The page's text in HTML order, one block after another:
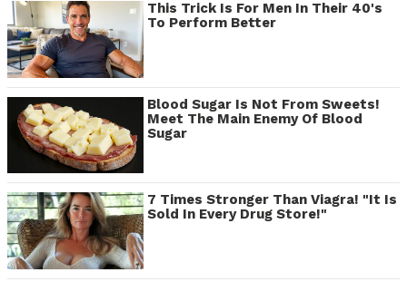
This Trick Is For Men In Their 40's
To Perform Better
Blood Sugar Is Not From Sweets!
Meet The Main Enemy Of Blood
Sugar
7 Times Stronger Than Viagra! "It Is
Sold In Every Drug Store!"